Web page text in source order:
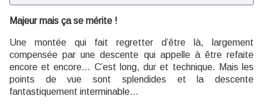
Majeur mais ça se mérite !
Une montée qui fait regretter d’être là, largement
compensée par une descente qui appelle à être refaite
encore et encore... C’est long, dur et technique. Mais les
points de vue sont splendides et la descente
fantastiquement interminable...